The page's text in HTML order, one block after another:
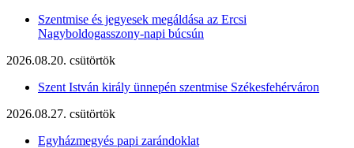
Szentmise és jegyesek megáldása az Ercsi
Nagyboldogasszony-napi búcsún
2026.08.20. csütörtök
Szent István király ünnepén szentmise Székesfehérváron
2026.08.27. csütörtök
Egyházmegyés papi zarándoklat